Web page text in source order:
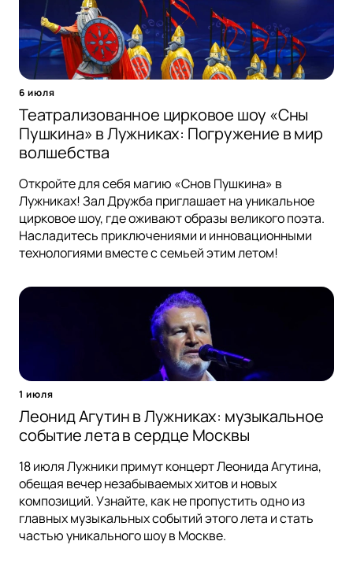
6 июля
Театрализованное цирковое шоу «Сны
Пушкина» в Лужниках: Погружение в мир
волшебства
Откройте для себя магию «Снов Пушкина» в
Лужниках! Зал Дружба приглашает на уникальное
цирковое шоу, где оживают образы великого поэта.
Насладитесь приключениями и инновационными
технологиями вместе с семьей этим летом!
1 июля
Леонид Агутин в Лужниках: музыкальное
событие лета в сердце Москвы
18 июля Лужники примут концерт Леонида Агутина,
обещая вечер незабываемых хитов и новых
композиций. Узнайте, как не пропустить одно из
главных музыкальных событий этого лета и стать
частью уникального шоу в Москве.